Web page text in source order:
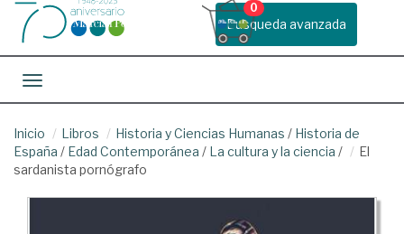
Busqueda avanzada
0
Toggle navigation
Inicio Libros Historia y Ciencias Humanas / Historia de
España / Edad Contemporánea / La cultura y la ciencia /
El
sardanista pornógrafo